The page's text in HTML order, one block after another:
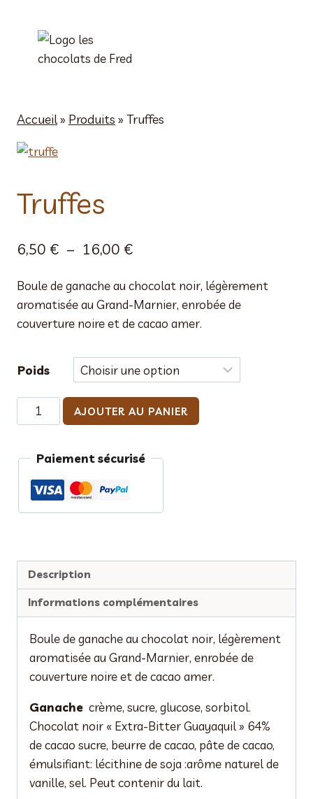
Accueil» Produits » Truffes
Truffes
6,50 € – 16,00 €
prix :
6,50 €
16,00 €
Boule de ganache au chocolat noir, légèrement
aromatisée au Grand-Marnier, enrobée de
couverture noire et de cacao amer.
Poids
quantité
de
AJOUTER AU PANIER
Paiement sécurisé
Description
Informations complémentaires
Boule de ganache au chocolat noir, légèrement
aromatisée au Grand-Marnier, enrobée de
couverture noire et de cacao amer.
Ganache crème, sucre, glucose, sorbitol.
Chocolat noir « Extra-Bitter Guayaquil » 64%
de cacao sucre, beurre de cacao, pâte de cacao,
émulsifiant: lécithine de soja :arôme naturel de
vanille, sel. Peut contenir du lait.